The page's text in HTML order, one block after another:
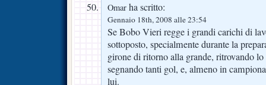
Omar ha scritto:
Gennaio 18th, 2008 alle 23:54
Se Bobo Vieri regge i grandi carichi di
sottoposto, specialmente durante la
girone di ritorno alla grande, ritrovando
segnando tanti gol, e, almeno in
lui.